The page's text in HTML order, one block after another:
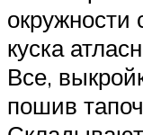
окружности
куска
Все,
пошив